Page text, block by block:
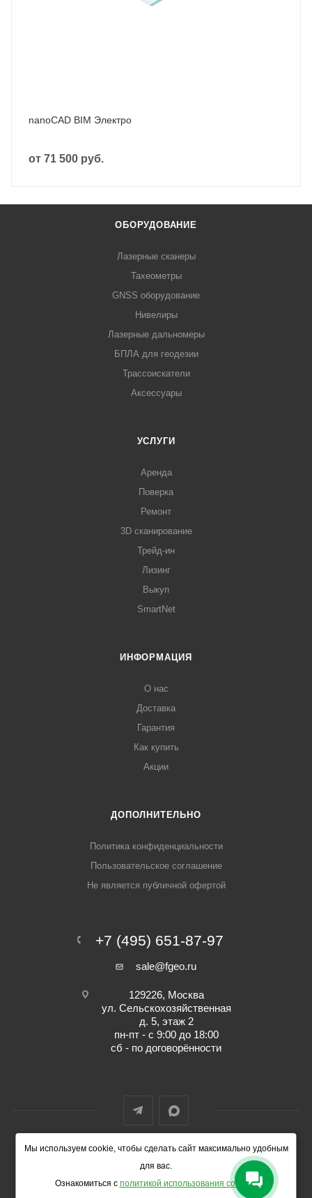
nanoCAD BIM Электро
от 71 500 руб.
Мы используем cookie, чтобы сделать сайт максимально удобным
для вас.
Ознакомиться с политикой использования cookies.
ОБОРУДОВАНИЕ
Лазерные сканеры
Тахеометры
GNSS оборудование
Нивелиры
Лазерные дальномеры
БПЛА для геодезии
Трассоискатели
Аксессуары
УСЛУГИ
Аренда
Поверка
Ремонт
3D сканирование
Трейд-ин
Лизинг
Выкуп
SmartNet
ИНФОРМАЦИЯ
О нас
Доставка
Гарантия
Как купить
Акции
ДОПОЛНИТЕЛЬНО
Политика конфиденциальности
Пользовательское соглашение
Не является публичной офертой
+7 (495) 651-87-97
sale@fgeo.ru
129226, Москва
ул. Сельскохозяйственная
д. 5, этаж 2
пн-пт - с 9:00 до 18:00
сб - по договорённости
© 2014-2026 ФокусГео